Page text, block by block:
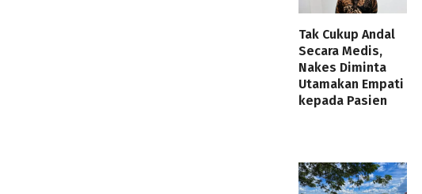
Tak Cukup Andal
Secara Medis,
Nakes Diminta
Utamakan Empati
kepada Pasien